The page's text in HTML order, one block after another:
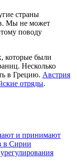
страны
Мы не может
поводу
которые были
Несколько
в Грецию. Австрия
отряды.
и принимают
в Сирии